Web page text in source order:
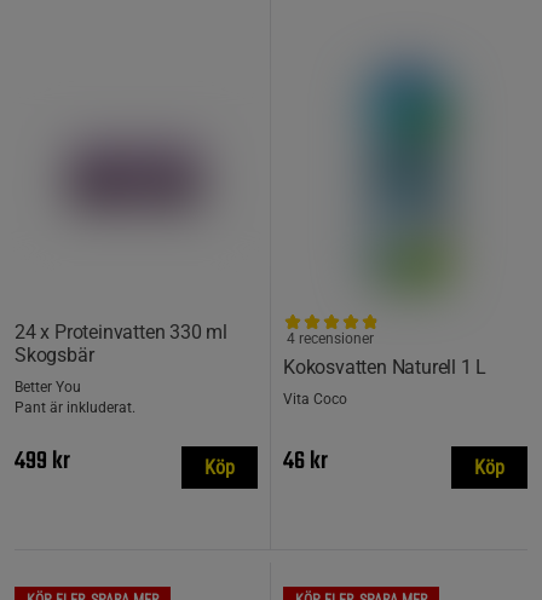
24 x Proteinvatten 330 ml
Skogsbär
Better You
Pant är inkluderat.
499 kr Köp
Kokosvatten Naturell 1 L
4 recensioner
Vita Coco
46 kr Köp